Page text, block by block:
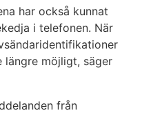
har också kunnat
i telefonen. När
möjligt, säger
från